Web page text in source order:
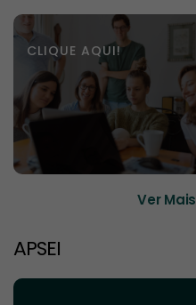
CLIQUE AQUI!
Ver Mais
APSEI